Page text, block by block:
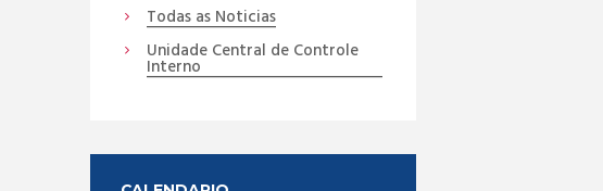
Todas as Noticias
Unidade Central de Controle
Interno